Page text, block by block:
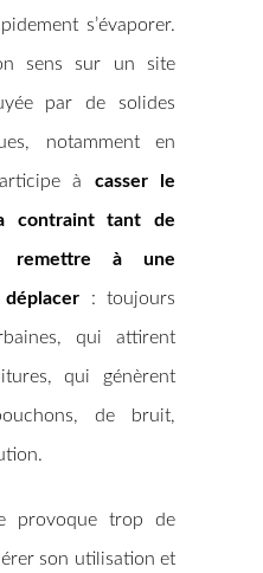
s’évaporer.
sens sur un site
par de solides
notamment en
à casser le
contraint tant de
remettre à une
: toujours
qui attirent
qui génèrent
de bruit,
provoque trop de
son utilisation et